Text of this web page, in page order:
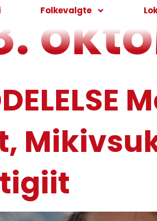
Folkevalgte